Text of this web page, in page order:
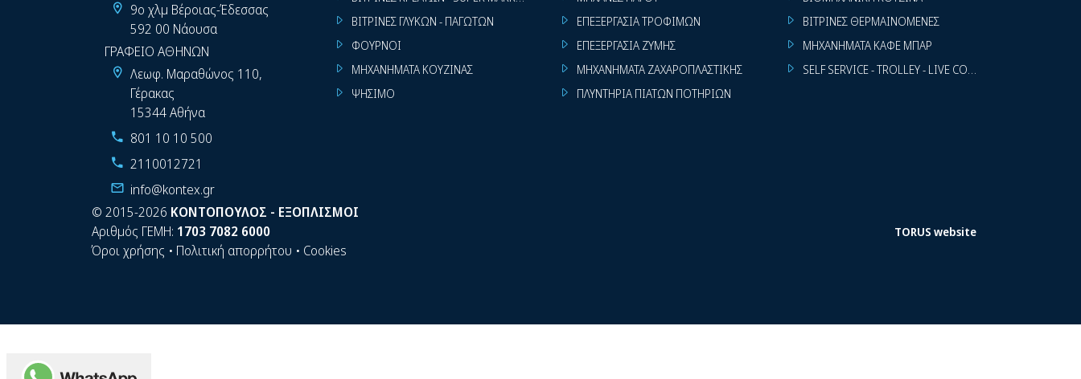
9ο χλμ Βέροιας-Έδεσσας
592 00 Νάουσα
ΓΡΑΦΕΙΟ ΑΘΗΝΩΝ
Λεωφ. Μαραθώνος 110,
Γέρακας
15344 Αθήνα
801 10 10 500
2110012721
info@kontex.gr
WhatsApp
ΒΙΤΡΙΝΕΣ ΓΛΥΚΩΝ - ΠΑΓΩΤΩΝ
ΦΟΥΡΝΟΙ
ΜΗΧΑΝΗΜΑΤΑ ΚΟΥΖΙΝΑΣ
ΨΗΣΙΜΟ
ΕΠΕΞΕΡΓΑΣΙΑ ΤΡΟΦΙΜΩΝ
ΕΠΕΞΕΡΓΑΣΙΑ ΖΥΜΗΣ
ΜΗΧΑΝΗΜΑΤΑ ΖΑΧΑΡΟΠΛΑΣΤΙΚΗΣ
ΠΛΥΝΤΗΡΙΑ ΠΙΑΤΩΝ ΠΟΤΗΡΙΩΝ
ΒΙΤΡΙΝΕΣ ΘΕΡΜΑΙΝΟΜΕΝΕΣ
ΜΗΧΑΝΗΜΑΤΑ ΚΑΦΕ ΜΠΑΡ
SELF SERVICE - TROLLEY - LIVE COOKING
© 2015-2026 ΚΟΝΤΟΠΟΥΛΟΣ - ΕΞΟΠΛΙΣΜΟΙ
Αριθμός ΓΕΜΗ: 1703 7082 6000
Όροι χρήσης • Πολιτική απορρήτου • Cookies
TORUS website